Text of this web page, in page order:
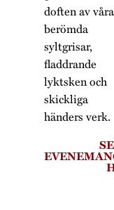
doften av våra
berömda
syltgrisar,
fladdrande
lyktsken och
skickliga
händers verk.